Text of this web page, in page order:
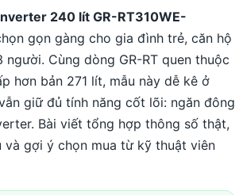
240 lít GR-RT310WE-
gọn gàng cho gia đình trẻ, căn hộ
người. Cùng dòng GR-RT quen thuộc
hơn bản 271 lít, mẫu này dễ kê ở
giữ đủ tính năng cốt lõi: ngăn đông
Bài viết tổng hợp thông số thật,
và gợi ý chọn mua từ kỹ thuật viên